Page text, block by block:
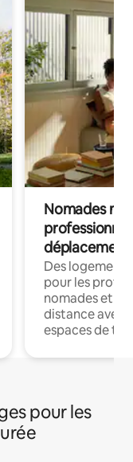
Nomades
déplacement
Des
pour les
nomades et
distance avec
espaces de
pour les